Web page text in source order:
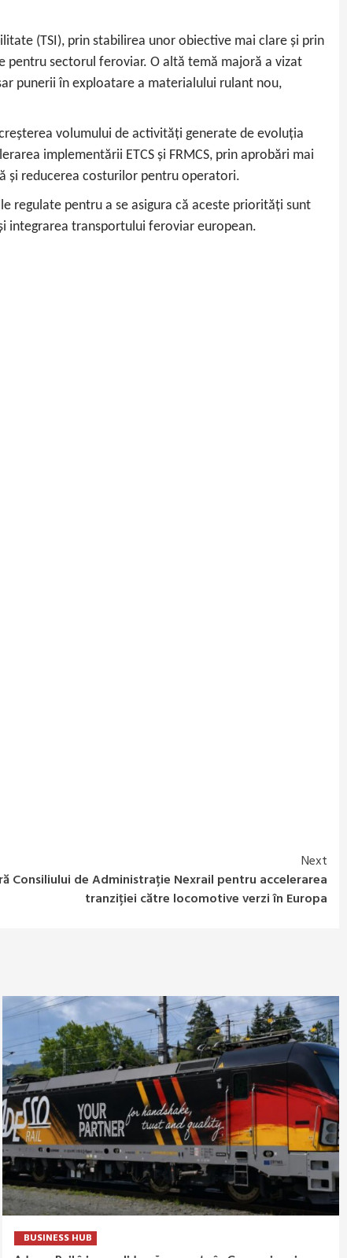
(TSI), prin stabilirea unor obiective mai clare și prin
pentru sectorul feroviar. O altă temă majoră a vizat
punerii în exploatare a materialului rulant nou,
volumului de activități generate de evoluția
implementării ETCS și FRMCS, prin aprobări mai
și reducerea costurilor pentru operatori.
regulate pentru a se asigura că aceste priorități sunt
integrarea transportului feroviar european.
Next
Consiliului de Administrație Nexrail pentru accelerarea
tranziției către locomotive verzi în Europa
BUSINESS HUB